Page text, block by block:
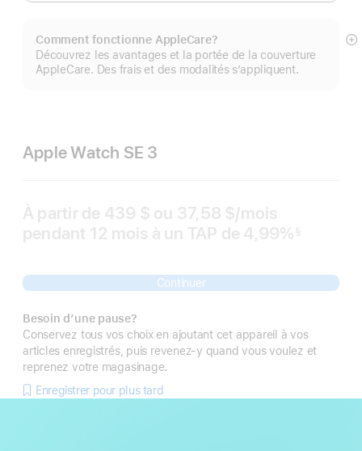
Comment fonctionne AppleCare?
Découvrez les avantages et la portée de la couverture
AppleCare. Des frais et des modalités s’appliquent.
Apple Watch SE 3
À partir de 439 $ ou 37,58 $/mois
mois
pendant 12 mois mois
à un TAP de 4,99%
Note de bas de page
§
Continuer
Besoin d’une pause?
Conservez tous vos choix en ajoutant cet appareil à vos
articles enregistrés, puis revenez-y quand vous voulez et
reprenez votre magasinage.
Enregistrer pour plus tard